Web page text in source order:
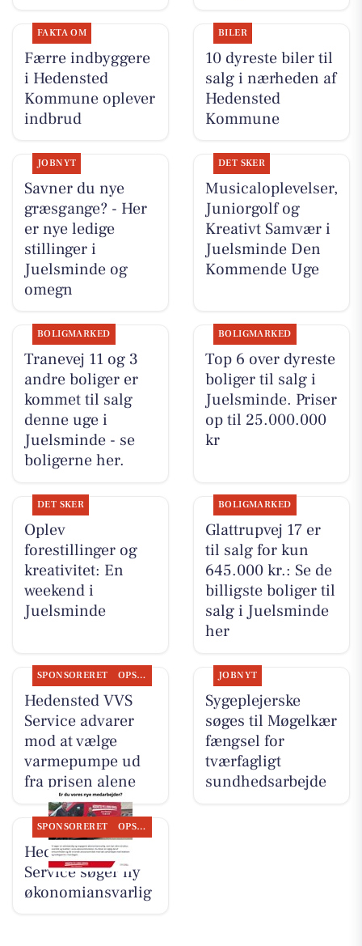
FAKTA OM
Færre indbyggere
i Hedensted
Kommune oplever
indbrud
BILER
10 dyreste biler til
salg i nærheden af
Hedensted
Kommune
JOBNYT
Savner du nye
græsgange? - Her
er nye ledige
stillinger i
Juelsminde og
omegn
DET SKER
Musicaloplevelser,
Juniorgolf og
Kreativt Samvær i
Juelsminde Den
Kommende Uge
BOLIGMARKED
Tranevej 11 og 3
andre boliger er
kommet til salg
denne uge i
Juelsminde - se
boligerne her.
BOLIGMARKED
Top 6 over dyreste
boliger til salg i
Juelsminde. Priser
op til 25.000.000
kr
DET SKER
Oplev
forestillinger og
kreativitet: En
weekend i
Juelsminde
BOLIGMARKED
Glattrupvej 17 er
til salg for kun
645.000 kr.: Se de
billigste boliger til
salg i Juelsminde
her
SPONSORERET OPSLAGSTAVLEN
Hedensted VVS
Service advarer
mod at vælge
varmepumpe ud
fra prisen alene
JOBNYT
Sygeplejerske
søges til Møgelkær
fængsel for
tværfagligt
sundhedsarbejde
SPONSORERET OPSLAGSTAVLEN
Hedensted VVS
Service søger ny
økonomiansvarlig